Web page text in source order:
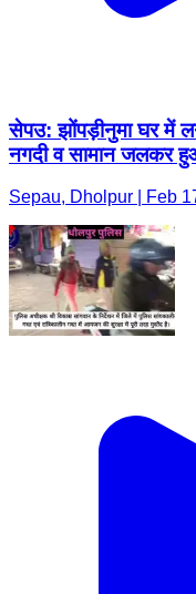
सेपउ: झोंपड़ीनुमा घर में
नगदी व सामान जलकर
Sepau, Dholpur | Feb